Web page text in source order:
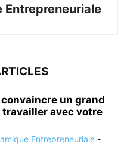
Entrepreneuriale
un grand
travailler avec votre
Entrepreneuriale -